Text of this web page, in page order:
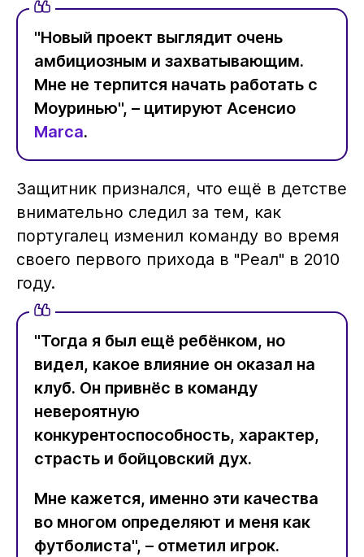
"Новый проект выглядит очень
амбициозным и захватывающим.
Мне не терпится начать работать с
Моуринью", – цитируют Асенсио
Marca.
Защитник признался, что ещё в детстве
внимательно следил за тем, как
португалец изменил команду во время
своего первого прихода в "Реал" в 2010
году.
"Тогда я был ещё ребёнком, но
видел, какое влияние он оказал на
клуб. Он привнёс в команду
невероятную
конкурентоспособность, характер,
страсть и бойцовский дух.
Мне кажется, именно эти качества
во многом определяют и меня как
футболиста", – отметил игрок.